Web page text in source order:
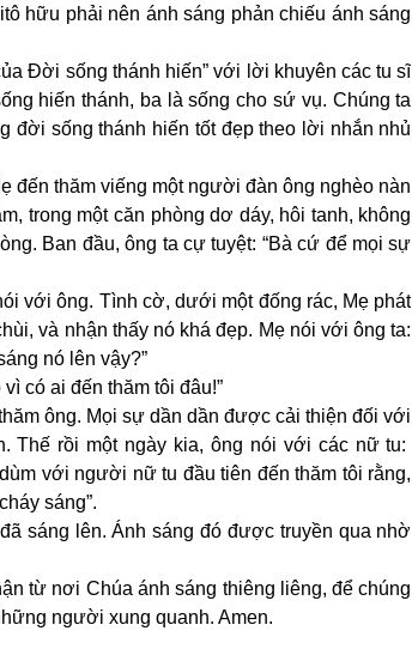
hữu phải nên ánh sáng phản chiếu ánh sáng
Đời sống thánh hiến” với lời khuyên các tu sĩ
hiến thánh, ba là sống cho sứ vụ. Chúng ta
đời sống thánh hiến tốt đẹp theo lời nhắn nhủ
đến thăm viếng một người đàn ông nghèo nàn
trong một căn phòng dơ dáy, hôi tanh, không
Ban đầu, ông ta cự tuyệt: “Bà cứ để mọi sự
với ông. Tình cờ, dưới một đống rác, Mẹ phát
và nhận thấy nó khá đẹp. Mẹ nói với ông ta:
nó lên vậy?”
có ai đến thăm tôi đâu!”
ông. Mọi sự dần dần được cải thiện đối với
Thế rồi một ngày kia, ông nói với các nữ tu:
với người nữ tu đầu tiên đến thăm tôi rằng,
sáng”.
sáng lên. Ánh sáng đó được truyền qua nhờ
từ nơi Chúa ánh sáng thiêng liêng, để chúng
người xung quanh. Amen.